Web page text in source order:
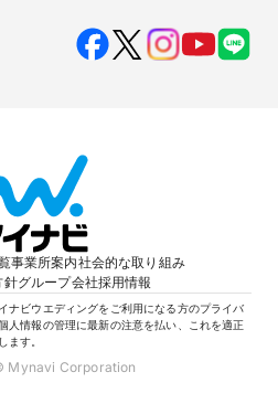
事業所案内社会的な取り組み
針グループ会社採用情報
ナビウエディングをご利用になる方のプライバ
人情報の管理に最新の注意を払い、これを適正
ます。
Mynavi Corporation